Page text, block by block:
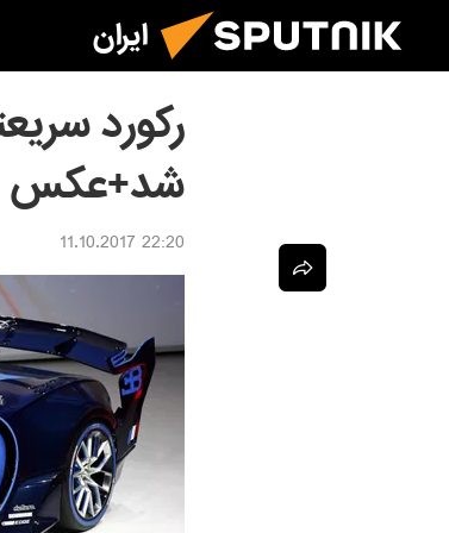
ایران
رکورد
شد+عکس
22:20 11.10.2017